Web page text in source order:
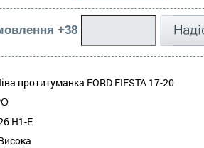
+38
протитуманка FORD FIESTA 17-20
H1-E